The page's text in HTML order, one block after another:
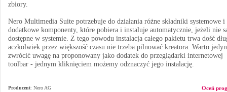
zbiory.
Nero Multimedia Suite potrzebuje do działania różne składniki systemowe i
dodatkowe komponenty, które pobiera i instaluje automatycznie, jeżeli nie
dostępne w systemie. Z tego powodu instalacja całego pakietu trwa dość
aczkolwiek przez większość czasu nie trzeba pilnować kreatora. Warto
zwrócić uwagę na proponowany jako dodatek do przeglądarki internetowej
toolbar - jednym kliknięciem możemy odznaczyć jego instalację.
Producent: Nero AG
Oceń